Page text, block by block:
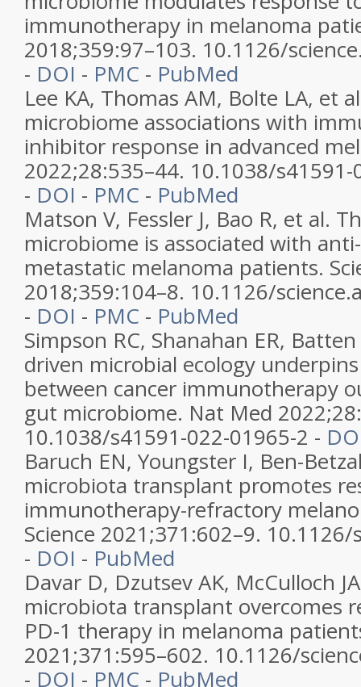
immunotherapy in melanoma
2018;359:97–103. 10.1126/
- DOI - PMC - PubMed
Lee KA, Thomas AM, Bolte LA, et
microbiome associations with
inhibitor response in advanced
2022;28:535–44. 10.1038/
- DOI - PMC - PubMed
Matson V, Fessler J, Bao R, et al.
microbiome is associated with
metastatic melanoma patients.
2018;359:104–8. 10.1126/
- DOI - PMC - PubMed
Simpson RC, Shanahan ER,
driven microbial ecology
between cancer immunotherapy
gut microbiome. Nat Med
10.1038/s41591-022-01965-2 -
Baruch EN, Youngster I, Ben-
microbiota transplant promotes
immunotherapy-refractory
Science 2021;371:602–9.
- DOI - PubMed
Davar D, Dzutsev AK, McCulloch
microbiota transplant overcomes
PD-1 therapy in melanoma
2021;371:595–602. 10.1126/
- DOI - PMC - PubMed